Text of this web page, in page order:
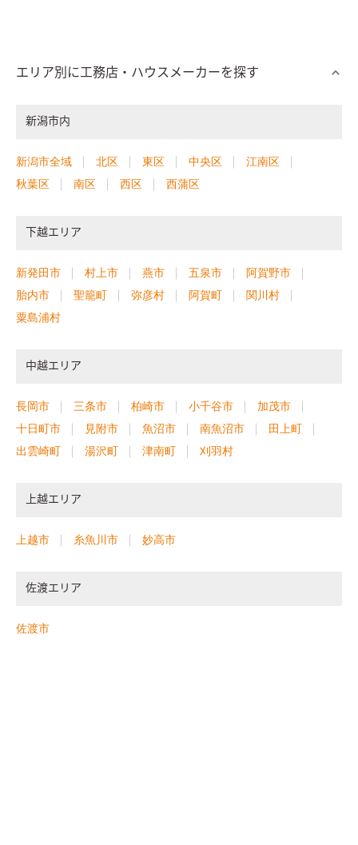
エリア別に工務店・ハウスメーカーを探す
新潟市内
新潟市全域 北区 東区 中央区
江南区
秋葉区
南区 西区 西蒲区
下越エリア
新発田市 村上市 燕市 五泉市
阿賀野市
胎内市
聖籠町 弥彦村 阿賀町
関川村
粟島浦村
中越エリア
長岡市 三条市 柏崎市 小千谷市
加茂市
十日町市
見附市 魚沼市 南魚沼市
田上町
出雲崎町
湯沢町 津南町 刈羽村
上越エリア
上越市 糸魚川市 妙高市
佐渡エリア
佐渡市